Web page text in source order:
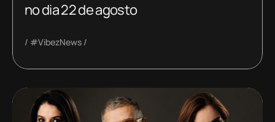
no dia 22 de agosto
#VibezNews